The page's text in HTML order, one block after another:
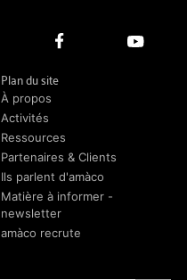
Plan du site
À propos
Activités
Ressources
Partenaires & Clients
Ils parlent d'amàco
Matière à informer -
newsletter
amàco recrute